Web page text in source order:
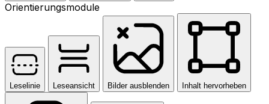
Orientierungsmodule
Leselinie Leseansicht Bilder ausblenden Inhalt hervorheben